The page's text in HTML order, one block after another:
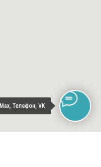
Max, Телефон, VK